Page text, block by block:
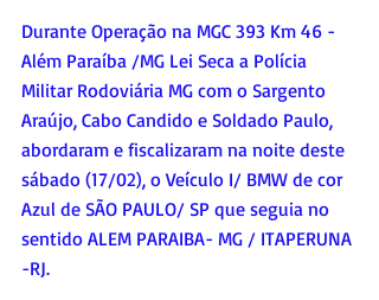
Durante Operação na MGC 393 Km 46 -
Além Paraíba /MG Lei Seca a Polícia
Militar Rodoviária MG com o Sargento
Araújo, Cabo Candido e Soldado Paulo,
abordaram e fiscalizaram na noite deste
sábado (17/02), o Veículo I/ BMW de cor
Azul de SÃO PAULO/ SP que seguia no
sentido ALEM PARAIBA- MG / ITAPERUNA
-RJ.